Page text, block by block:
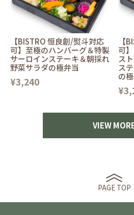
【BISTRO 恒良創/熨斗対応
可】至極のハンバーグ＆特製
サーロインステーキ＆朝採れ
野菜サラダの極弁当
¥3,240
【
可
ス
ス
の
VIEW
PAGE TOP